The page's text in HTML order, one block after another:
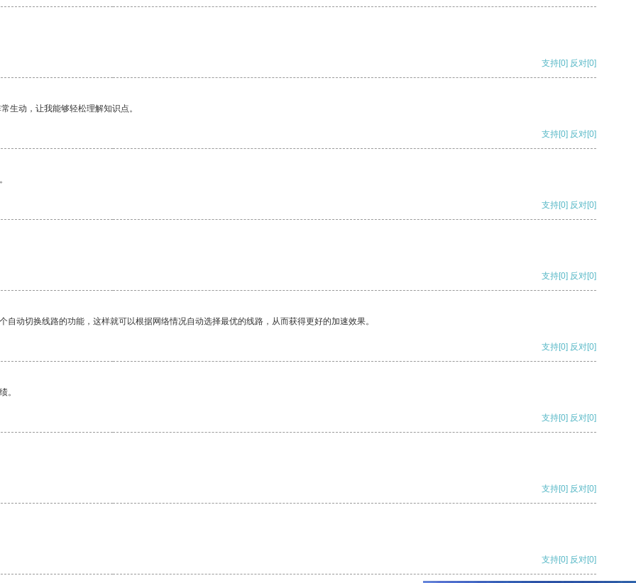
支持[0] 反对[0]
生动，让我能够轻松理解知识点。
支持[0] 反对[0]
支持[0] 反对[0]
支持[0] 反对[0]
动切换线路的功能，这样就可以根据网络情况自动选择最优的线路，从而获得更好的加速效果。
支持[0] 反对[0]
。
支持[0] 反对[0]
支持[0] 反对[0]
支持[0] 反对[0]